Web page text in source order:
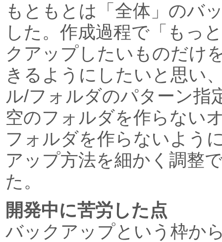
もともとは「全体」のバ
した。作成過程で「もっ
クアップしたいものだけ
きるようにしたいと思い
ル/フォルダのパターン指
空のフォルダを作らない
フォルダを作らないよう
アップ方法を細かく調整
た。
開発中に苦労した点
バックアップという枠か